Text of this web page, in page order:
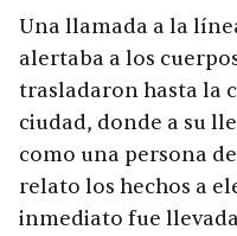
Una llamada a la
alertaba a los
trasladaron hasta la
ciudad, donde a su
como una persona
relato los hechos a
inmediato fue